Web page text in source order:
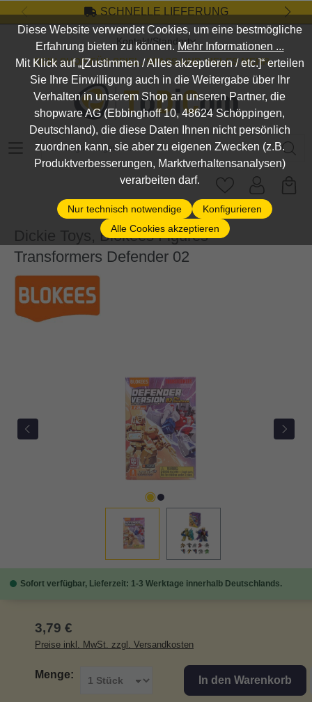
Zum Hauptinhalt springenSCHNELLE LIEFERUNG
Kontakt/Standort
DEIN SHOP FÜR SPIEL, SPASS UND VIELES MEHR...
Suchbegriff eingeben ...
Dickie Toys, Blokees Figures
Transformers Defender 02
Sofort verfügbar, Lieferzeit: 1-3 Werktage innerhalb Deutschlands.
Regulärer Preis:
3,79 €
Preise inkl. MwSt. zzgl. Versandkosten
Menge: In den Warenkorb
Diese Website verwendet Cookies, um eine bestmögliche
Erfahrung bieten zu können.Mehr Informationen ...
Mit Klick auf „[Zustimmen / Alles akzeptieren / etc.]“ erteilen
Sie Ihre Einwilligung auch in die Weitergabe über Ihr
Verhalten in unserem Shop an unseren Partner, die
shopware AG (Ebbinghoff 10, 48624 Schöppingen,
Deutschland), die diese Daten Ihnen nicht persönlich
zuordnen kann, sie aber zu eigenen Zwecken (z.B.
Produktverbesserungen, Marktverhaltensanalysen)
verarbeiten darf.
Nur technisch notwendige
Konfigurieren
Alle Cookies akzeptieren